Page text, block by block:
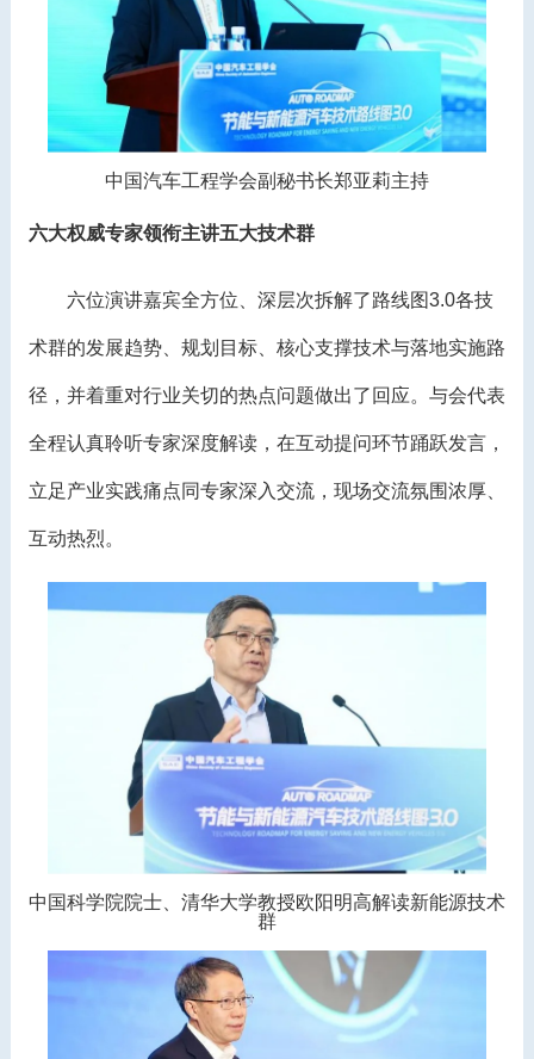
中国汽车工程学会副秘书长郑亚莉主持
六大权威专家领衔主讲五大技术群
六位演讲嘉宾全方位、深层次拆解了路线图3.0各技
术群的发展趋势、规划目标、核心支撑技术与落地实施路
径，并着重对行业关切的热点问题做出了回应。与会代表
全程认真聆听专家深度解读，在互动提问环节踊跃发言，
立足产业实践痛点同专家深入交流，现场交流氛围浓厚、
互动热烈。
中国科学院院士、清华大学教授欧阳明高解读新能源技术
群